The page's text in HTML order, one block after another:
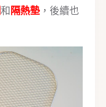
和 隔熱墊，後續也